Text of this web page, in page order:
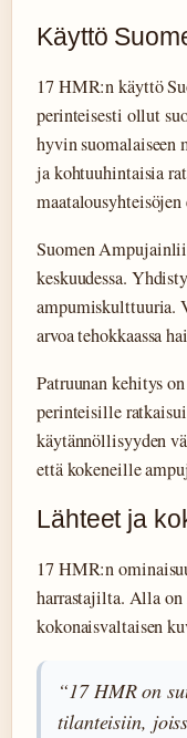
Käyttö
17 HMR:n käyttö
perinteisesti ollut
hyvin suomalaiseen
ja kohtuuhintaisia
Suomen
keskuudessa.
ampumiskulttuuria.
arvoa tehokkaassa
Patruunan kehitys
perinteisille
käytännöllisyyden
että kokeneille
Lähteet ja
17 HMR:n
harrastajilta. Alla on
kokonaisvaltaisen
“17 HMR on
tilanteisiin,